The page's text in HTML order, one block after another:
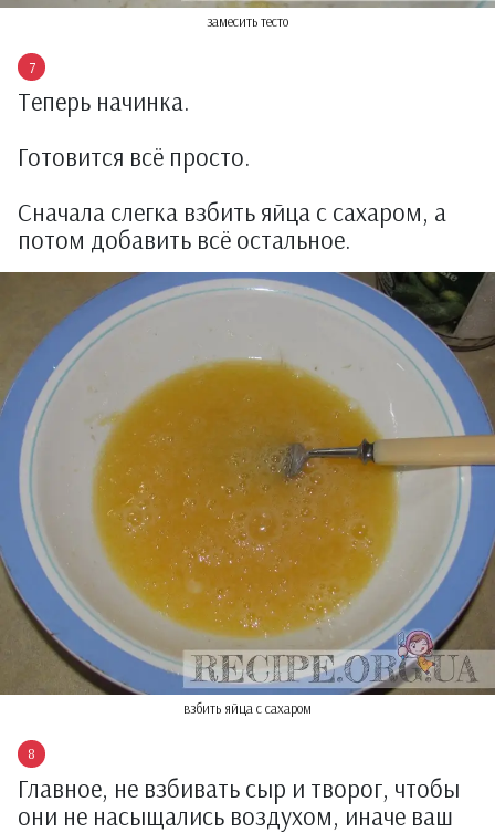
замесить тесто
Теперь начинка.
Готовится всё просто.
Сначала слегка взбить яйца с сахаром, а
потом добавить всё остальное.
взбить яйца с сахаром
Главное, не взбивать сыр и творог, чтобы
они не насыщались воздухом, иначе ваш